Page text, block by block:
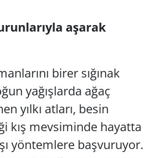
aşarak
birer sığınak
yağışlarda ağaç
yılkı atları, besin
kış mevsiminde hayatta
yöntemlere başvuruyor.